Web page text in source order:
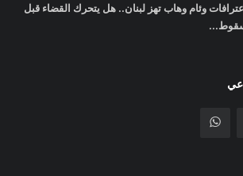
وئام وهاب تهز لبنان.. هل يتحرك القضاء قبل